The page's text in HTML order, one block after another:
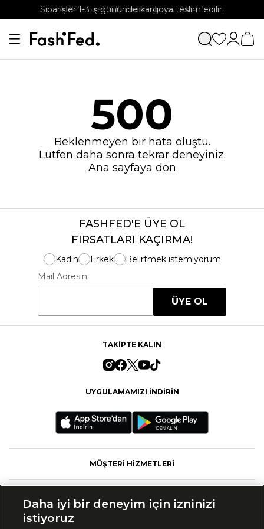
Siparişler 1-3 iş gününde kargoya teslim edilir.
APP'e özel %15 indirim kodu: APP15
500
Beklenmeyen bir hata oluştu.
Lütfen daha sonra tekrar deneyiniz.
Ana sayfaya dön
FASHFED'E ÜYE OL
FIRSATLARI KAÇIRMA!
Kadın Erkek
Belirtmek istemiyorum
Mail Adresin
ÜYE OL
TAKİPTE KALIN
UYGULAMAMIZI İNDİRİN
MÜŞTERİ HİZMETLERİ
Daha iyi bir deneyim için izninizi
istiyoruz